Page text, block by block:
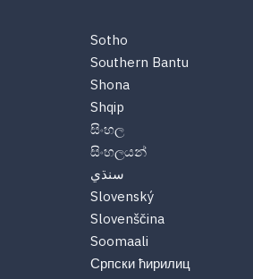
Sotho
Southern Bantu
Shona
Shqip
සිංහල
සිංහලයන්
سنڌي
Slovenský
Slovenščina
Soomaali
Српски ћирилиц